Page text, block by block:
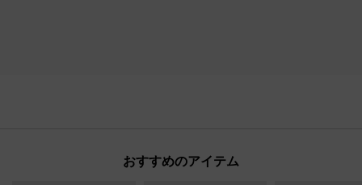
おすすめのアイテム